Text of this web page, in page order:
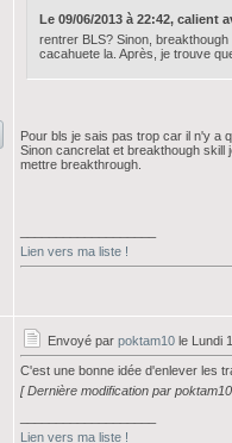
Le 09/06/2013 à 22:42, calient
rentrer BLS? Sinon,
cacahuete la. Après, je trouve
Pour bls je sais pas trop car il n'y a
Sinon cancrelat et breakthough
mettre breakthrough.
Lien vers ma liste !
Envoyé par poktam10 le Lundi
C'est une bonne idée d'enlever les
[ Dernière modification par
Lien vers ma liste !